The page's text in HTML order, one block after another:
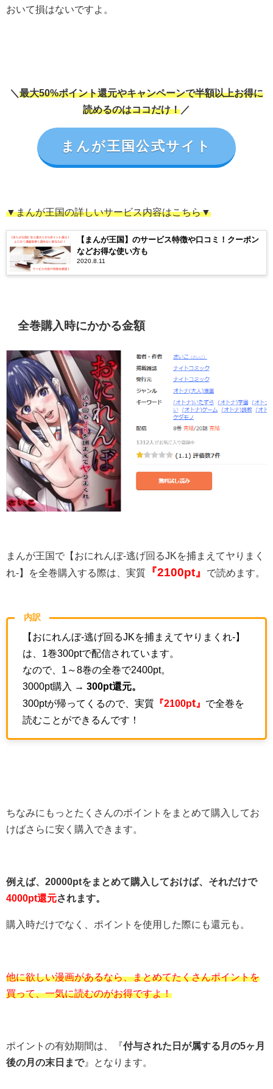
おいて損はないですよ。
＼ 最大50%ポイント還元やキャンペーンで半額以上お得に
読めるのはココだけ！ ／
まんが王国公式サイト
▼まんが王国の詳しいサービス内容はこちら▼
【まんが王国】のサービス特徴や口コミ！クーポン
などお得な使い方も
2020.8.11
全巻購入時にかかる金額
まんが王国で【おにれんぼ-逃げ回るJKを捕まえてヤりまく
れ-】を全巻購入する際は、実質 『2100pt』 で読めます。
内訳
【おにれんぼ-逃げ回るJKを捕まえてヤりまくれ-】
は、1巻300ptで配信されています。
なので、1～8巻の全巻で2400pt。
3000pt購入 → 300pt還元。
300ptが帰ってくるので、実質 『2100pt 』 で全巻を
読むことができるんです！
ちなみにもっとたくさんのポイントをまとめて購入してお
けばさらに安く購入できます。
例えば、20000ptをまとめて購入しておけば、それだけで
4000pt還元されます。
購入時だけでなく、ポイントを使用した際にも還元も。
他に欲しい漫画があるなら、まとめてたくさんポイントを
買って、一気に読むのがお得ですよ！
ポイントの有効期間は、『付与された日が属する月の5ヶ月
後の月の末日まで』となります。